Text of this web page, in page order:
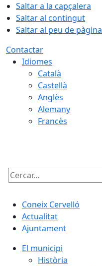
Saltar a la capçalera
Saltar al contingut
Saltar al peu de pàgina
Contactar
Idiomes
Català
Castellà
Anglès
Alemany
Francès
Cercar:
Coneix Cervelló
Actualitat
Ajuntament
El municipi
Història